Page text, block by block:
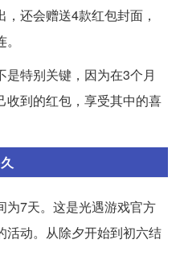
还会赠送4款红包封面，
特别关键，因为在3个月
收到的红包，享受其中的喜
为7天。这是光遇游戏官方
活动。从除夕开始到初六结